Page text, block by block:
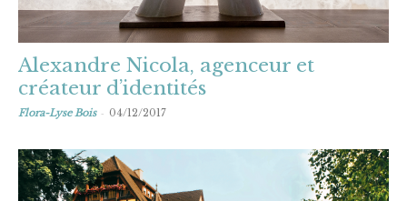
Alexandre Nicola, agenceur et
créateur d’identités
Flora-Lyse Bois - 04/12/2017